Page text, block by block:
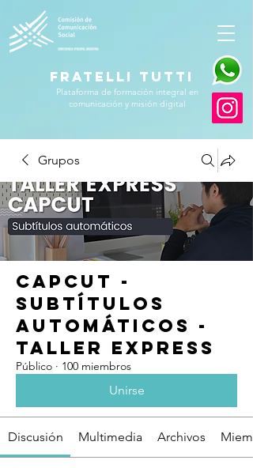
FRATELLI TUTTI
Plataforma de formación integral en
comunicación y misión digital
Grupos
CapCut -
Subtítulos
Automáticos -
Taller Express
Público · 100 miembros
Unirse
Discusión Multimedia Archivos